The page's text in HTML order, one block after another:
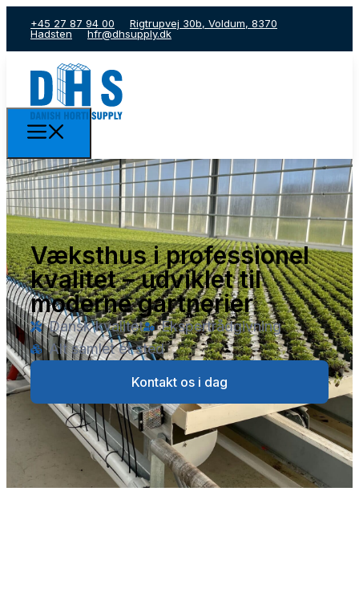
+45 27 87 94 00
Rigtrupvej 30b, Voldum, 8370
Hadsten
hfr@dhsupply.dk
Væksthus i professionel
kvalitet – udviklet til
moderne gartnerier
Dansk kvalitet
Ekspertrådgivning
Alt samlet ét sted
Kontakt os i dag